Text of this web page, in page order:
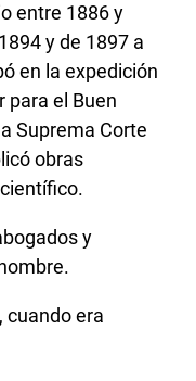
entre 1886 y
y de 1897 a
en la expedición
para el Buen
Suprema Corte
obras
y
cuando era